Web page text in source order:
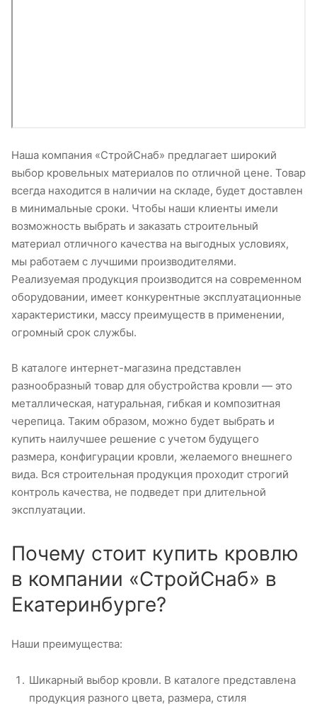
Наша компания «СтройСнаб» предлагает широкий
выбор кровельных материалов по отличной цене. Товар
всегда находится в наличии на складе, будет доставлен
в минимальные сроки. Чтобы наши клиенты имели
возможность выбрать и заказать строительный
материал отличного качества на выгодных условиях,
мы работаем с лучшими производителями.
Реализуемая продукция производится на современном
оборудовании, имеет конкурентные эксплуатационные
характеристики, массу преимуществ в применении,
огромный срок службы.
В каталоге интернет-магазина представлен
разнообразный товар для обустройства кровли — это
металлическая, натуральная, гибкая и композитная
черепица. Таким образом, можно будет выбрать и
купить наилучшее решение с учетом будущего
размера, конфигурации кровли, желаемого внешнего
вида. Вся строительная продукция проходит строгий
контроль качества, не подведет при длительной
эксплуатации.
Почему стоит купить кровлю
в компании «СтройСнаб» в
Екатеринбурге?
Наши преимущества:
Шикарный выбор кровли. В каталоге представлена
продукция разного цвета, размера, стиля